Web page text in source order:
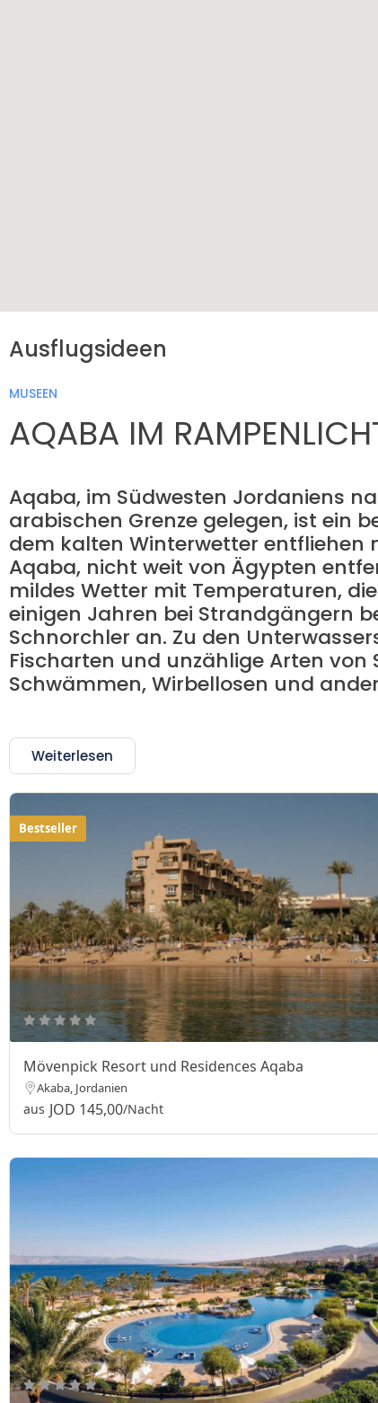
Ausflugsideen
MUSEEN
AQABA IM
Aqaba, im Südwesten Jordaniens
arabischen Grenze gelegen, ist ein
dem kalten Winterwetter entfliehen
Aqaba, nicht weit von Ägypten
mildes Wetter mit Temperaturen,
einigen Jahren bei Strandgängern
Schnorchler an. Zu den
Fischarten und unzählige Arten
Schwämmen, Wirbellosen und
Weiterlesen
Bestseller
Mövenpick Resort und Residences Aqaba
Akaba, Jordanien
aus JOD 145,00/Nacht